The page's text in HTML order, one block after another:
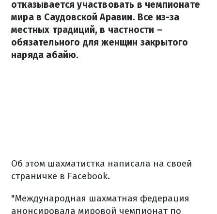
отказывается участвовать в чемпионате
мира в Саудовской Аравии. Все из-за
местных традиций, в частности –
обязательного для женщин закрытого
наряда абайю.
Об этом шахматистка написала на своей
страничке в Facebook.
"Международная шахматная федерация
анонсировала мировой чемпионат по